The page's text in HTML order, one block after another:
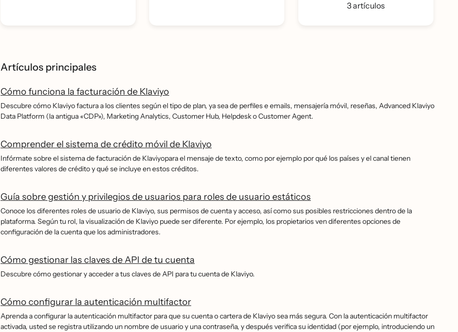
3 artículos
Artículos principales
Cómo funciona la facturación de Klaviyo
Descubre cómo Klaviyo factura a los clientes según el tipo de plan, ya sea de perfiles e emails, mensajería móvil, reseñas, Advanced Klaviyo
Data Platform (la antigua «CDP»), Marketing Analytics, Customer Hub, Helpdesk o Customer Agent.
Comprender el sistema de crédito móvil de Klaviyo
Infórmate sobre el sistema de facturación de Klaviyopara el mensaje de texto, como por ejemplo por qué los países y el canal tienen
diferentes valores de crédito y qué se incluye en estos créditos.
Guía sobre gestión y privilegios de usuarios para roles de usuario estáticos
Conoce los diferentes roles de usuario de Klaviyo, sus permisos de cuenta y acceso, así como sus posibles restricciones dentro de la
plataforma. Según tu rol, la visualización de Klaviyo puede ser diferente. Por ejemplo, los propietarios ven diferentes opciones de
configuración de la cuenta que los administradores.
Cómo gestionar las claves de API de tu cuenta
Descubre cómo gestionar y acceder a tus claves de API para tu cuenta de Klaviyo.
Cómo configurar la autenticación multifactor
Aprenda a configurar la autenticación multifactor para que su cuenta o cartera de Klaviyo sea más segura. Con la autenticación multifactor
activada, usted se registra utilizando un nombre de usuario y una contraseña, y después verifica su identidad (por ejemplo, introduciendo un